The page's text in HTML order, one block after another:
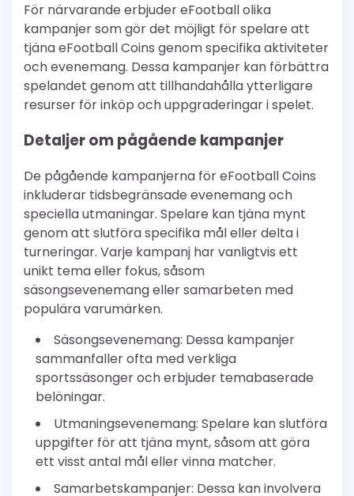
För närvarande erbjuder eFootball olika
kampanjer som gör det möjligt för spelare att
tjäna eFootball Coins genom specifika aktiviteter
och evenemang. Dessa kampanjer kan förbättra
spelandet genom att tillhandahålla ytterligare
resurser för inköp och uppgraderingar i spelet.
Detaljer om pågående kampanjer
De pågående kampanjerna för eFootball Coins
inkluderar tidsbegränsade evenemang och
speciella utmaningar. Spelare kan tjäna mynt
genom att slutföra specifika mål eller delta i
turneringar. Varje kampanj har vanligtvis ett
unikt tema eller fokus, såsom
säsongsevenemang eller samarbeten med
populära varumärken.
Säsongsevenemang: Dessa kampanjer
sammanfaller ofta med verkliga
sportssäsonger och erbjuder temabaserade
belöningar.
Utmaningsevenemang: Spelare kan slutföra
uppgifter för att tjäna mynt, såsom att göra
ett visst antal mål eller vinna matcher.
Samarbetskampanjer: Dessa kan involvera